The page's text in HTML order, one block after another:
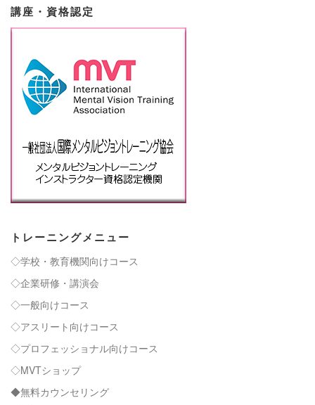
講座・資格認定
トレーニングメニュー
◇学校・教育機関向けコース
◇企業研修・講演会
◇一般向けコース
◇アスリート向けコース
◇プロフェッショナル向けコース
◇MVTショップ
◆無料カウンセリング